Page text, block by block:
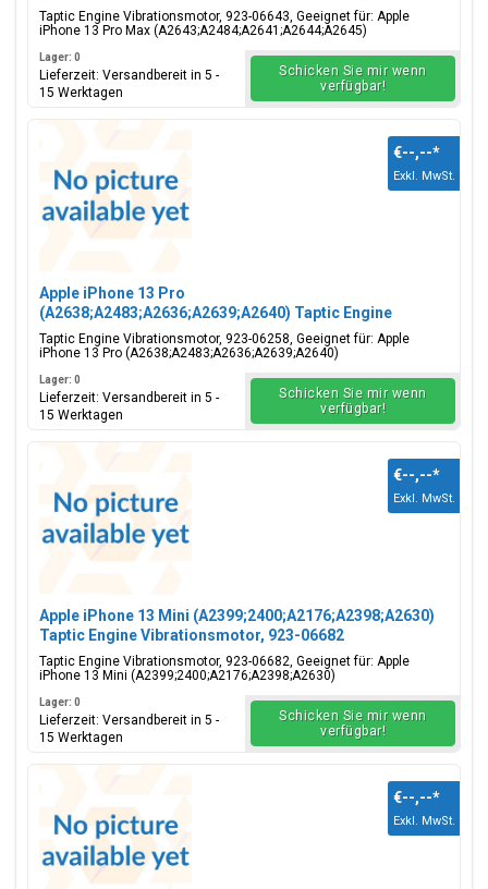
Vibrationsmotor, 923-06643
Taptic Engine Vibrationsmotor, 923-06643, Geeignet für: Apple
iPhone 13 Pro Max (A2643;A2484;A2641;A2644;A2645)
Lager: 0
Lieferzeit: Versandbereit in 5 -
15 Werktagen
Schicken Sie mir wenn
verfügbar!
Apple iPhone 13 Pro
(A2638;A2483;A2636;A2639;A2640) Taptic Engine
Vibrationsmotor, 923-06258
Taptic Engine Vibrationsmotor, 923-06258, Geeignet für: Apple
iPhone 13 Pro (A2638;A2483;A2636;A2639;A2640)
€--,--*
Exkl. MwSt.
Lager: 0
Lieferzeit: Versandbereit in 5 -
15 Werktagen
Schicken Sie mir wenn
verfügbar!
Apple iPhone 13 Mini (A2399;2400;A2176;A2398;A2630)
Taptic Engine Vibrationsmotor, 923-06682
Taptic Engine Vibrationsmotor, 923-06682, Geeignet für: Apple
iPhone 13 Mini (A2399;2400;A2176;A2398;A2630)
€--,--*
Exkl. MwSt.
Lager: 0
Lieferzeit: Versandbereit in 5 -
15 Werktagen
Schicken Sie mir wenn
verfügbar!
€--,--*
Exkl. MwSt.